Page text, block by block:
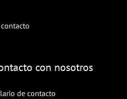
con nosotros
de contacto